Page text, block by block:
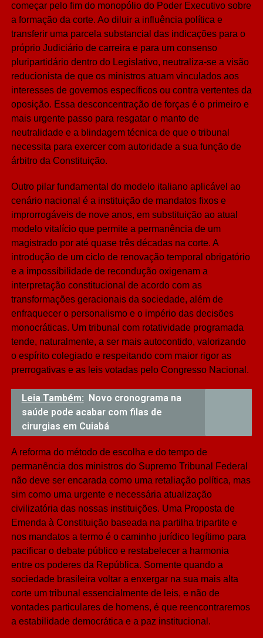
começar pelo fim do monopólio do Poder Executivo sobre
a formação da corte. Ao diluir a influência política e
transferir uma parcela substancial das indicações para o
próprio Judiciário de carreira e para um consenso
pluripartidário dentro do Legislativo, neutraliza-se a visão
reducionista de que os ministros atuam vinculados aos
interesses de governos específicos ou contra vertentes da
oposição. Essa desconcentração de forças é o primeiro e
mais urgente passo para resgatar o manto de
neutralidade e a blindagem técnica de que o tribunal
necessita para exercer com autoridade a sua função de
árbitro da Constituição.
Outro pilar fundamental do modelo italiano aplicável ao
cenário nacional é a instituição de mandatos fixos e
improrrogáveis de nove anos, em substituição ao atual
modelo vitalício que permite a permanência de um
magistrado por até quase três décadas na corte. A
introdução de um ciclo de renovação temporal obrigatório
e a impossibilidade de recondução oxigenam a
interpretação constitucional de acordo com as
transformações geracionais da sociedade, além de
enfraquecer o personalismo e o império das decisões
monocráticas. Um tribunal com rotatividade programada
tende, naturalmente, a ser mais autocontido, valorizando
o espírito colegiado e respeitando com maior rigor as
prerrogativas e as leis votadas pelo Congresso Nacional.
Leia Também: Novo cronograma na
saúde pode acabar com filas de
cirurgias em Cuiabá
A reforma do método de escolha e do tempo de
permanência dos ministros do Supremo Tribunal Federal
não deve ser encarada como uma retaliação política, mas
sim como uma urgente e necessária atualização
civilizatória das nossas instituições. Uma Proposta de
Emenda à Constituição baseada na partilha tripartite e
nos mandatos a termo é o caminho jurídico legítimo para
pacificar o debate público e restabelecer a harmonia
entre os poderes da República. Somente quando a
sociedade brasileira voltar a enxergar na sua mais alta
corte um tribunal essencialmente de leis, e não de
vontades particulares de homens, é que reencontraremos
a estabilidade democrática e a paz institucional.